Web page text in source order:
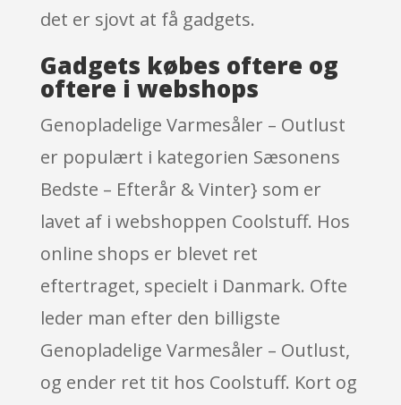
det er sjovt at få gadgets.
Gadgets købes oftere og
oftere i webshops
Genopladelige Varmesåler – Outlust
er populært i kategorien Sæsonens
Bedste – Efterår & Vinter} som er
lavet af i webshoppen Coolstuff. Hos
online shops er blevet ret
eftertraget, specielt i Danmark. Ofte
leder man efter den billigste
Genopladelige Varmesåler – Outlust,
og ender ret tit hos Coolstuff. Kort og